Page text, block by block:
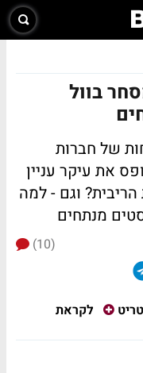
בוול
של חברות
את עיקר עניין
וגם - למה
מנתחים
(10)
לקראת